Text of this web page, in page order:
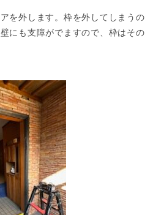
を外します。枠を外してしまうの
にも支障がでますので、枠はその